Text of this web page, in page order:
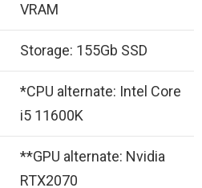
VRAM
Storage: 155Gb SSD
*CPU alternate: Intel Core
i5 11600K
**GPU alternate: Nvidia
RTX2070